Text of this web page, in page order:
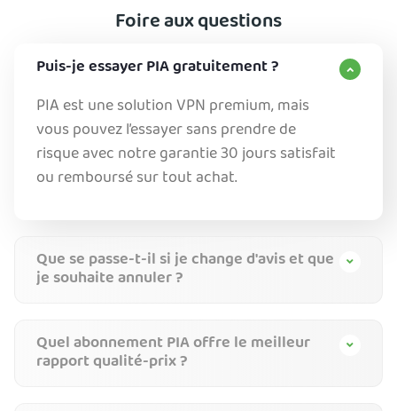
Foire aux questions
Puis-je essayer PIA gratuitement ?
PIA est une solution VPN premium, mais
vous pouvez l’essayer sans prendre de
risque avec notre garantie 30 jours satisfait
ou remboursé sur tout achat.
Que se passe-t-il si je change d'avis et que
je souhaite annuler ?
Quel abonnement PIA offre le meilleur
rapport qualité-prix ?